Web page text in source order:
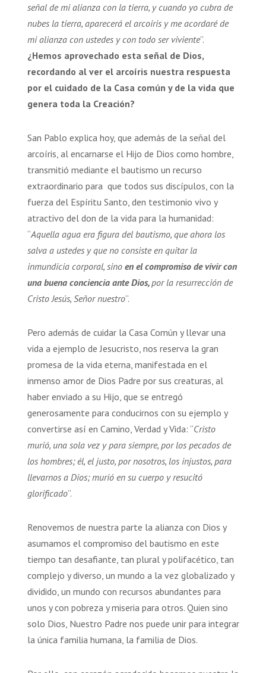
señal de mi alianza con la tierra, y cuando yo cubra de
nubes la tierra, aparecerá el arcoiris y me acordaré de
mi alianza con ustedes y con todo ser viviente”.
¿Hemos aprovechado esta señal de Dios,
recordando al ver el arcoíris nuestra respuesta
por el cuidado de la Casa común y de la vida que
genera toda la Creación?
San Pablo explica hoy, que además de la señal del
arcoíris, al encarnarse el Hijo de Dios como hombre,
transmitió mediante el bautismo un recurso
extraordinario para que todos sus discípulos, con la
fuerza del Espíritu Santo, den testimonio vivo y
atractivo del don de la vida para la humanidad:
“Aquella agua era figura del bautismo, que ahora los
salva a ustedes y que no consiste en quitar la
inmundicia corporal, sino en el compromiso de vivir con
una buena conciencia ante Dios, por la resurrección de
Cristo Jesús, Señor nuestro”.
Pero además de cuidar la Casa Común y llevar una
vida a ejemplo de Jesucristo, nos reserva la gran
promesa de la vida eterna, manifestada en el
inmenso amor de Dios Padre por sus creaturas, al
haber enviado a su Hijo, que se entregó
generosamente para conducirnos con su ejemplo y
convertirse así en Camino, Verdad y Vida: “Cristo
murió, una sola vez y para siempre, por los pecados de
los hombres; él, el justo, por nosotros, los injustos, para
llevarnos a Dios; murió en su cuerpo y resucitó
glorificado”.
Renovemos de nuestra parte la alianza con Dios y
asumamos el compromiso del bautismo en este
tiempo tan desafiante, tan plural y polifacético, tan
complejo y diverso, un mundo a la vez globalizado y
dividido, un mundo con recursos abundantes para
unos y con pobreza y miseria para otros. Quien sino
solo Dios, Nuestro Padre nos puede unir para integrar
la única familia humana, la familia de Dios.